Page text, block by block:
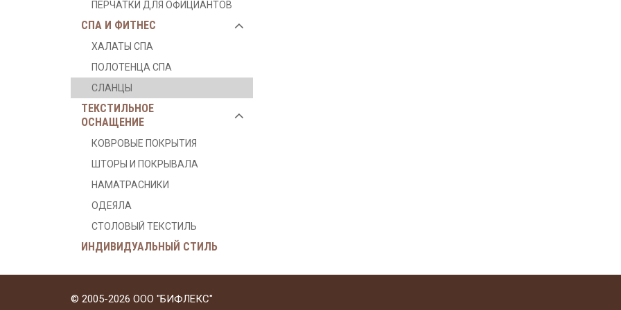
ПЕРЧАТКИ ДЛЯ ОФИЦИАНТОВ
СПА И ФИТНЕС
ХАЛАТЫ СПА
ПОЛОТЕНЦА СПА
СЛАНЦЫ
ТЕКСТИЛЬНОЕ
ОСНАЩЕНИЕ
КОВРОВЫЕ ПОКРЫТИЯ
ШТОРЫ И ПОКРЫВАЛА
НАМАТРАСНИКИ
ОДЕЯЛА
СТОЛОВЫЙ ТЕКСТИЛЬ
ИНДИВИДУАЛЬНЫЙ СТИЛЬ
© 2005-2026 ООО "БИФЛЕКС"